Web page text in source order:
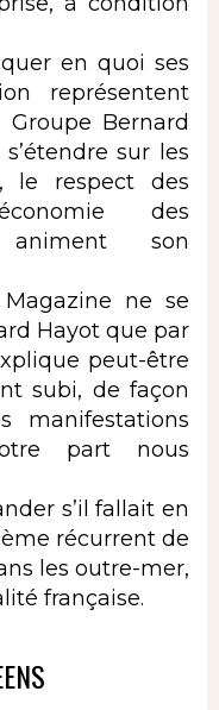
en quoi ses
représentent
Bernard
sur les
le respect des
des
animent son
ne se
Hayot que par
peut-être
subi, de façon
manifestations
part nous
s’il fallait en
récurrent de
les outre-mer,
française.